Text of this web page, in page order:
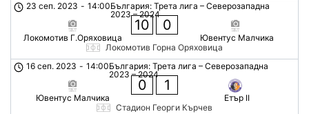
България: Трета лига – Северозападна
2023 – 2024
23 сеп. 2023 - 14:00
Локомотив Г.Оряховица
10 0
Ювентус Малчика
Локомотив Горна Оряховица
България: Трета лига – Северозападна
2023 – 2024
16 сеп. 2023 - 14:00
Ювентус Малчика
0 1
Етър II
Стадион Георги Кърчев